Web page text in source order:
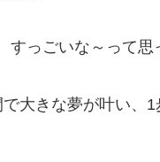
っごいな～って思
大きな夢が叶い、